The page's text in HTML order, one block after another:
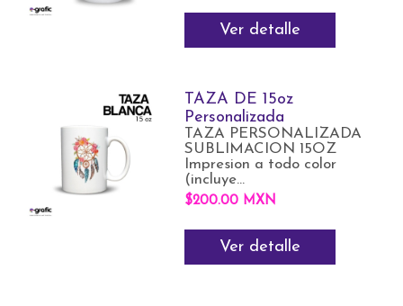
Ver detalle
TAZA DE 15oz
Personalizada
TAZA PERSONALIZADA
SUBLIMACION 15OZ
Impresion a todo color
(incluye...
$200.00 MXN
Ver detalle